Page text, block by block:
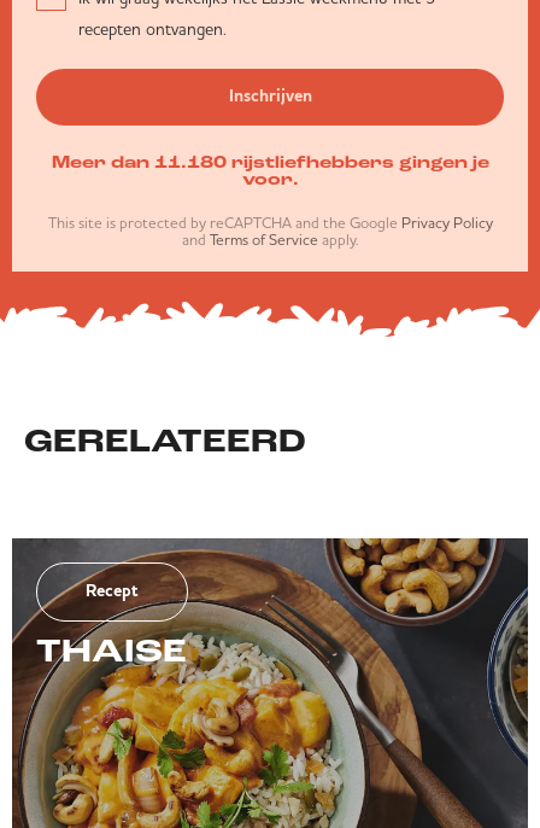
recepten ontvangen.
Inschrijven
Meer dan 11.180 rijstliefhebbers gingen je
voor.
This site is protected by reCAPTCHA and the Google Privacy Policy
and Terms of Service apply.
GERELATEERD
Recept
THAISE